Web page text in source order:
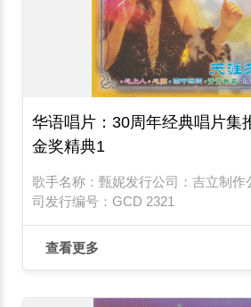
华语唱片：30周年经典唱片集
金奖精典1
歌手名称：甄妮发行公司：吉立制作
司发行编号：GCD 2321
查看更多